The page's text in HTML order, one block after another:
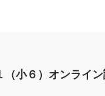
小６）オンライン